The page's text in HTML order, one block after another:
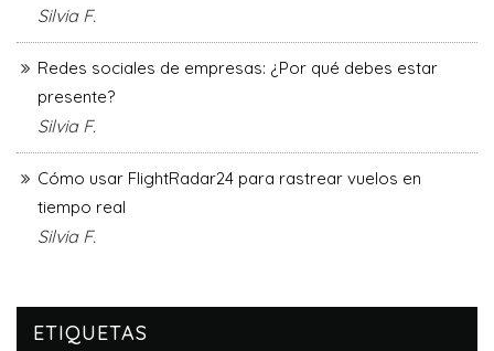
Silvia F.
Redes sociales de empresas: ¿Por qué debes estar
presente?
Silvia F.
Cómo usar FlightRadar24 para rastrear vuelos en
tiempo real
Silvia F.
ETIQUETAS